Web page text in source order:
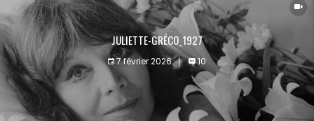
JULIETTE-GRÉCO_1927
7 février 2026 10